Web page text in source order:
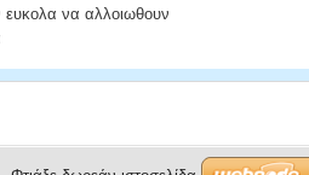
ευκολα να αλλοιωθουν